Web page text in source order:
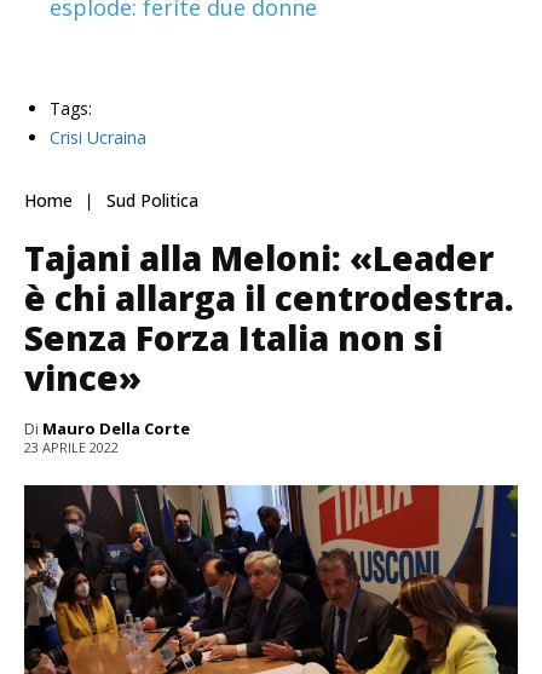
esplode: ferite due donne
Tags:
Crisi Ucraina
Home Sud Politica
Tajani alla Meloni: «Leader
è chi allarga il centrodestra.
Senza Forza Italia non si
vince»
Di Mauro Della Corte
23 APRILE 2022